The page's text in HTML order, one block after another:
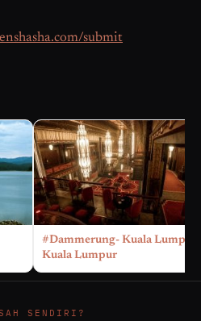
submit
#Dammerung- Kuala Lumpur,
Kuala Lumpur
SENDIRI?